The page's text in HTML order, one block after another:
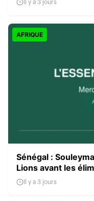
Il y a 3 jours
AFRIQUE
Sénégal :
Lions avant les
Il y a 3 jours